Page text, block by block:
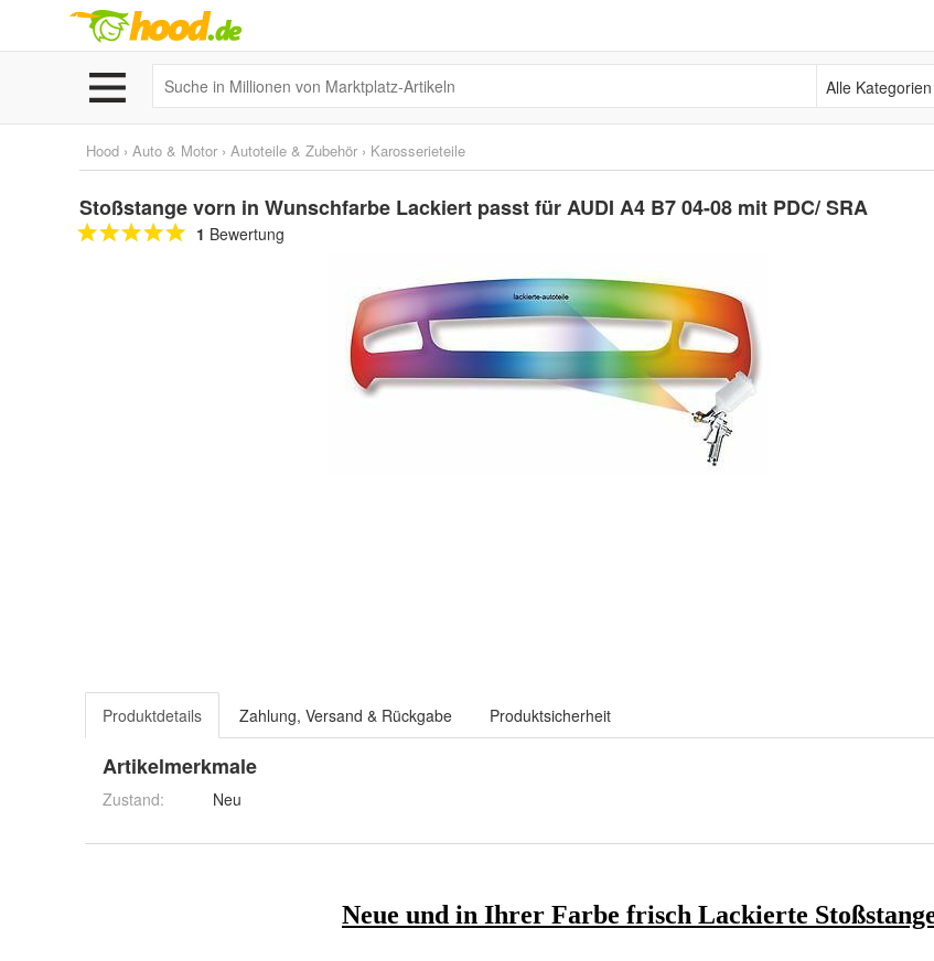
Alle Kategorien
Hood › Auto & Motor › Autoteile & Zubehör › Karosserieteile
Stoßstange vorn in Wunschfarbe Lackiert passt für AUDI A4 B7 04-08 mit PDC/ SRA
1 Bewertung
Produktdetails Zahlung, Versand & Rückgabe Produktsicherheit
Artikelmerkmale
Zustand: Neu